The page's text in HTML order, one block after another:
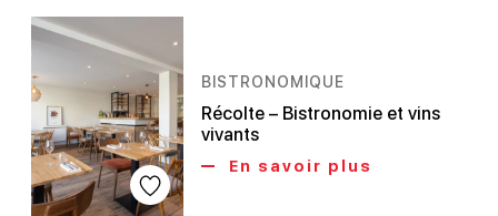
BISTRONOMIQUE
Récolte – Bistronomie et vins
vivants
En savoir plus